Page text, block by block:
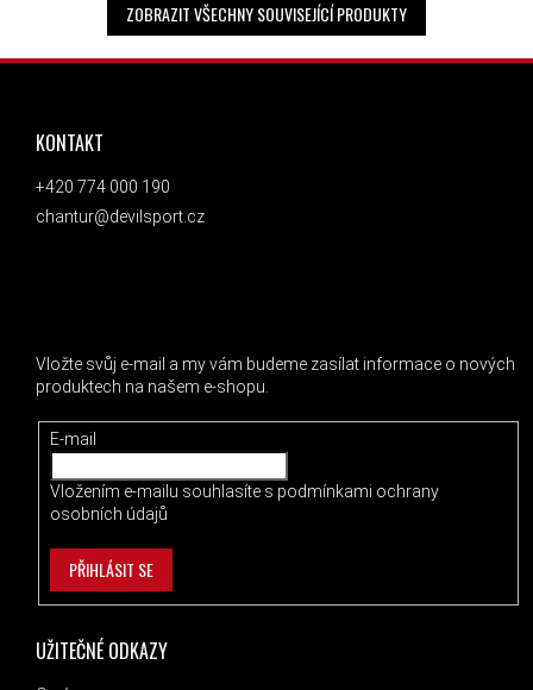
ZOBRAZIT VŠECHNY SOUVISEJÍCÍ PRODUKTY
ZÁPATÍ
UŽITEČNÉ ODKAZY
KONTAKT
+420 774 000 190
chantur@devilsport.cz
Vložte svůj e-mail a my vám budeme zasílat informace o nových
produktech na našem e-shopu.
E-mail
Vložením e-mailu souhlasíte s podmínkami ochrany
osobních údajů
PŘIHLÁSIT SE